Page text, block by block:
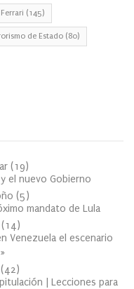
(145)
de Estado (80)
(19)
el nuevo Gobierno
(5)
mandato de Lula
(14)
Venezuela el escenario
(42)
| Lecciones para